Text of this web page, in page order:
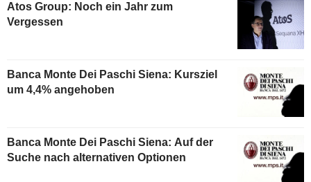
Atos Group: Noch ein Jahr zum
Vergessen
Banca Monte Dei Paschi Siena: Kursziel
um 4,4% angehoben
Banca Monte Dei Paschi Siena: Auf der
Suche nach alternativen Optionen